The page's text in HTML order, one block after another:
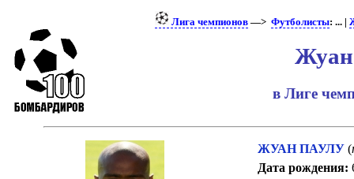
Лига чемпионов —>Футболисты: ... |
в Лиге
ЖУАН ПАУЛУ(
Дата рождения: